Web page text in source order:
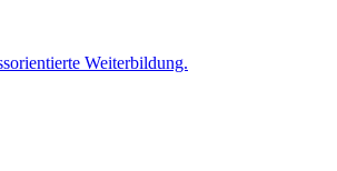
Weiterbildung.